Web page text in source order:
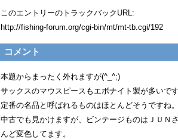
このエントリーのトラックバックURL:
http://fishing-forum.org/cgi-bin/mt/mt-tb.cgi/192
コメント
本題からまったく外れますが(^_^;)
サックスのマウスピースもエボナイト製が多いで
定番の名品と呼ばれるものはほとんどそうですね
中古でも見かけますが、ビンテージものはＪＵＮ
んど変色してます。